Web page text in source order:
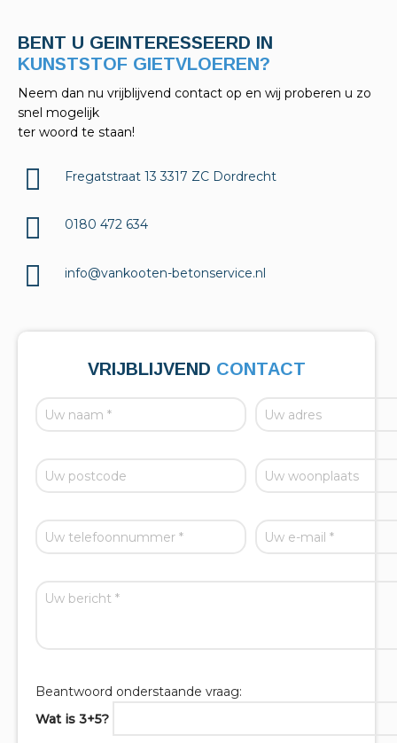
BENT U GEINTERESSEERD IN
KELDERAFDICHTINGEN?
Neem dan nu vrijblijvend contact op en wij proberen u zo
snel mogelijk
ter woord te staan!
Fregatstraat 13 3317 ZC Dordrecht
0180 472 634
info@vankooten-betonservice.nl
VRIJBLIJVEND CONTACT
Beantwoord onderstaande vraag:
Wat is 3+5?